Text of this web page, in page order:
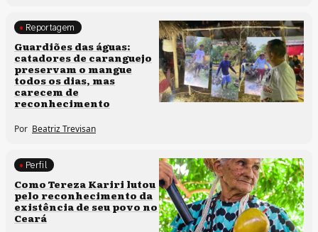
Clima e cultura
Reportagem
Guardiões das águas:
catadores de caranguejo
preservam o mangue
todos os dias, mas
carecem de
reconhecimento
Por Beatriz Trevisan
Comunidades tradicionais
Perfil
Como Tereza Kariri lutou
pelo reconhecimento da
existência de seu povo no
Ceará